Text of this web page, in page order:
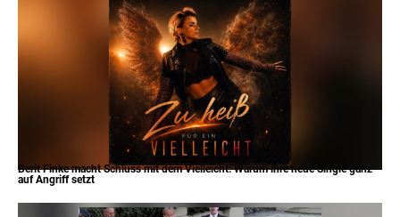
Berit Finke macht Schluss mit dem Vielleicht: Warum ihre neue Single ganz
auf Angriff setzt